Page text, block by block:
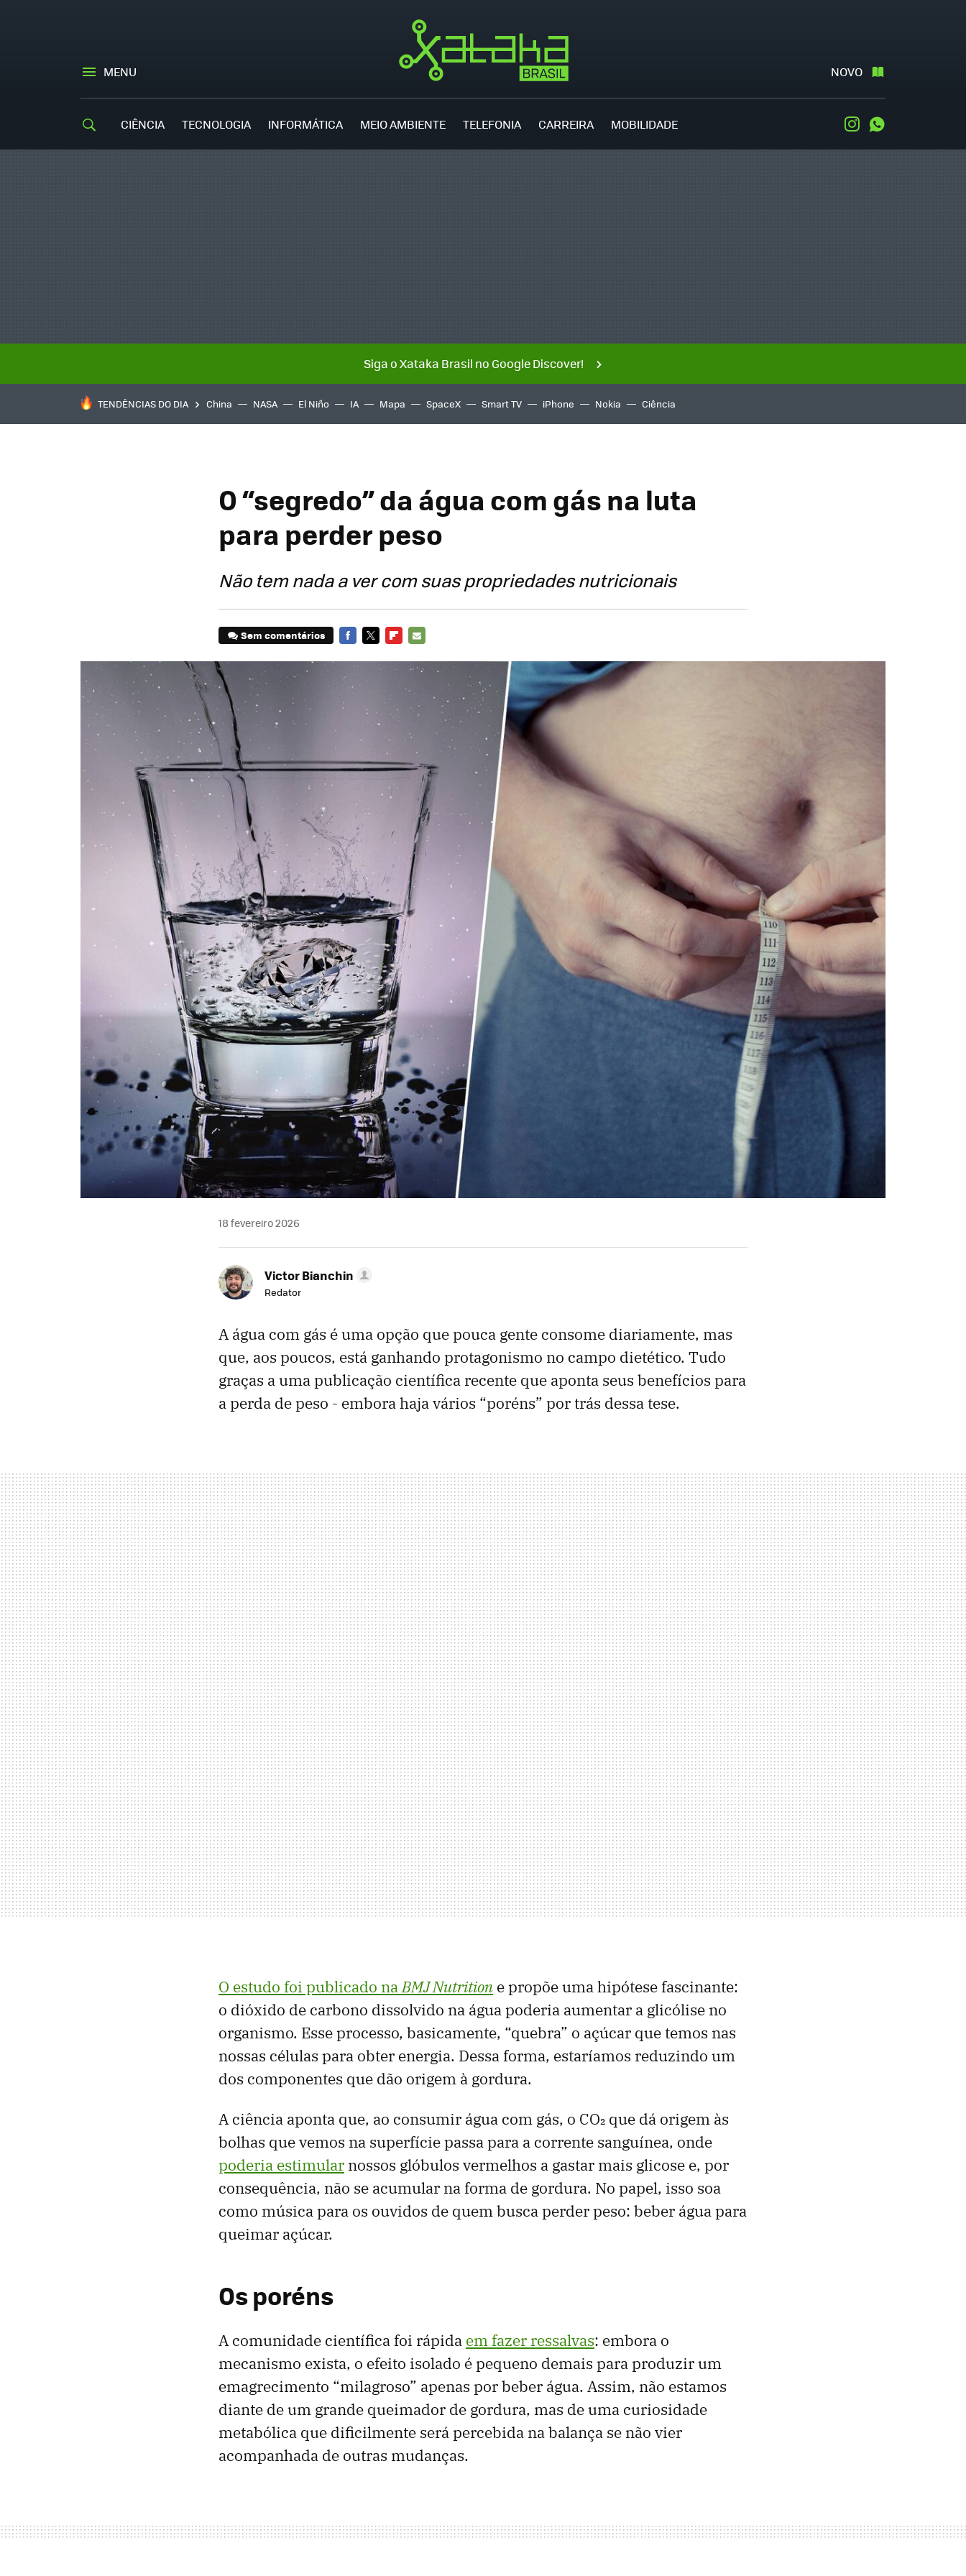
MENU NOVO
CIÊNCIA TECNOLOGIA INFORMÁTICA MEIO AMBIENTE TELEFONIA CARREIRA MOBILIDADE Instagram
Siga o Xataka Brasil no Google Discover!
TENDÊNCIAS DO DIA China NASA El Niño IA Mapa SpaceX Smart TV iPhone Nokia Ciência
O “segredo” da água com gás na luta
para perder peso
Não tem nada a ver com suas propriedades nutricionais
Sem comentários
MAIL
18 fevereiro 2026
Victor Bianchin
Redator
A água com gás é uma opção que pouca gente consome diariamente, mas
que, aos poucos, está ganhando protagonismo no campo dietético. Tudo
graças a uma publicação científica recente que aponta seus benefícios para
a perda de peso - embora haja vários “poréns” por trás dessa tese.
O estudo foi publicado naBMJ Nutrition e propõe uma hipótese fascinante:
o dióxido de carbono dissolvido na água poderia aumentar a glicólise no
organismo. Esse processo, basicamente, “quebra” o açúcar que temos nas
nossas células para obter energia. Dessa forma, estaríamos reduzindo um
dos componentes que dão origem à gordura.
A ciência aponta que, ao consumir água com gás, o CO₂ que dá origem às
bolhas que vemos na superfície passa para a corrente sanguínea, onde
poderia estimular nossos glóbulos vermelhos a gastar mais glicose e, por
consequência, não se acumular na forma de gordura. No papel, isso soa
como música para os ouvidos de quem busca perder peso: beber água para
queimar açúcar.
Os poréns
A comunidade científica foi rápida em fazer ressalvas: embora o
mecanismo exista, o efeito isolado é pequeno demais para produzir um
emagrecimento “milagroso” apenas por beber água. Assim, não estamos
diante de um grande queimador de gordura, mas de uma curiosidade
metabólica que dificilmente será percebida na balança se não vier
acompanhada de outras mudanças.